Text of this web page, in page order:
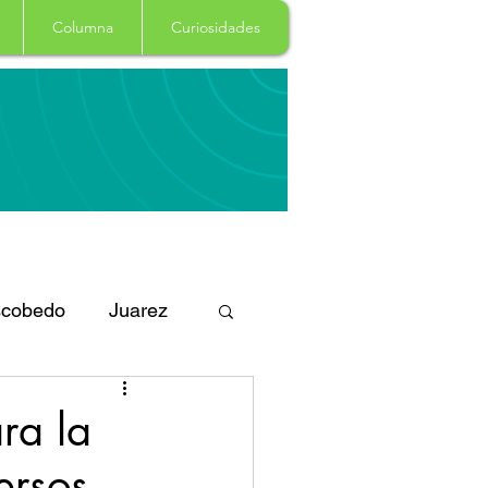
Columna Curiosidades
Juarez
Arte
la